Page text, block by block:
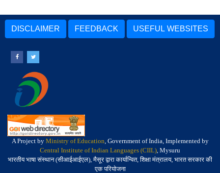
DISCLAIMER FEEDBACK USEFUL WEBSITES
A Project by Ministry of Education, Government of India, Implemented by
Central Institute of Indian Languages (CIIL), Mysuru
भारतीय भाषा संस्थान (सीआईआईएल), मैसूर द्वारा कार्यान्वित, शिक्षा मंत्रालय, भारत सरकार की
एक परियोजना